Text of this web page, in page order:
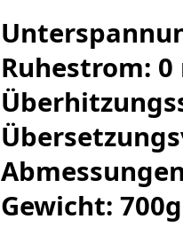
Ruhestrom: 0
Gewicht: